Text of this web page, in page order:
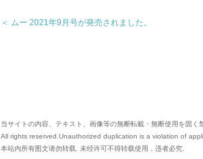
＜ ムー 2021年9月号が発売されました。
当サイトの内容、テキスト、画像等の無断転載・無断使用を固く
All rights reserved.Unauthorized duplication is a violation of
本站內所有图文请勿转载. 未经许可不得转载使用，违者必究.